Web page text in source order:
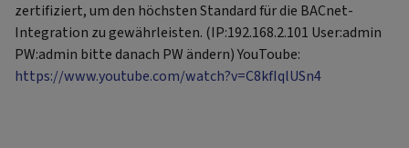
zertifiziert, um den höchsten Standard für die BACnet-
Integration zu gewährleisten. (IP:192.168.2.101 User:admin
PW:admin bitte danach PW ändern) YouToube:
https://www.youtube.com/watch?v=C8kfIqlUSn4